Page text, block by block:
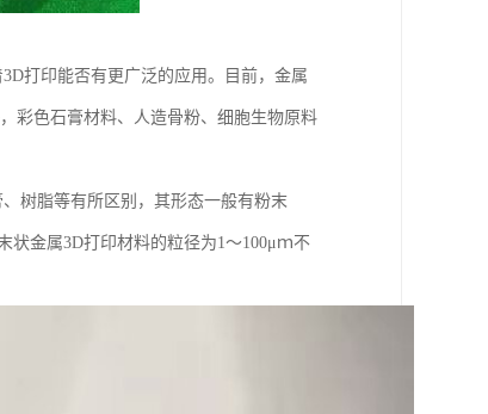
打印能否有更广泛的应用。目前，金属
彩色石膏材料、人造骨粉、细胞生物原料
树脂等有所区别，其形态一般有粉末
状金属3D打印材料的粒径为1～100μｍ不